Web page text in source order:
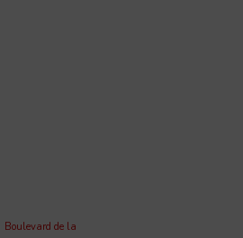
Boulevard de la